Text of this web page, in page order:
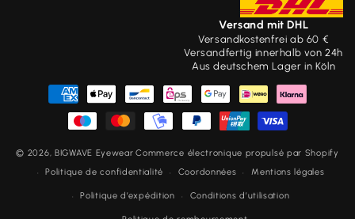
Versand mit DHL
Versandkostenfrei ab 60 €
Versandfertig innerhalb von 24h
Aus deutschem Lager in Köln
Moyens
de
paiement
© 2026, BIGWAVE Eyewear Commerce électronique propulsé par Shopify
Politique de confidentialité
Coordonnées Mentions légales
Politique d’expédition Conditions d’utilisation